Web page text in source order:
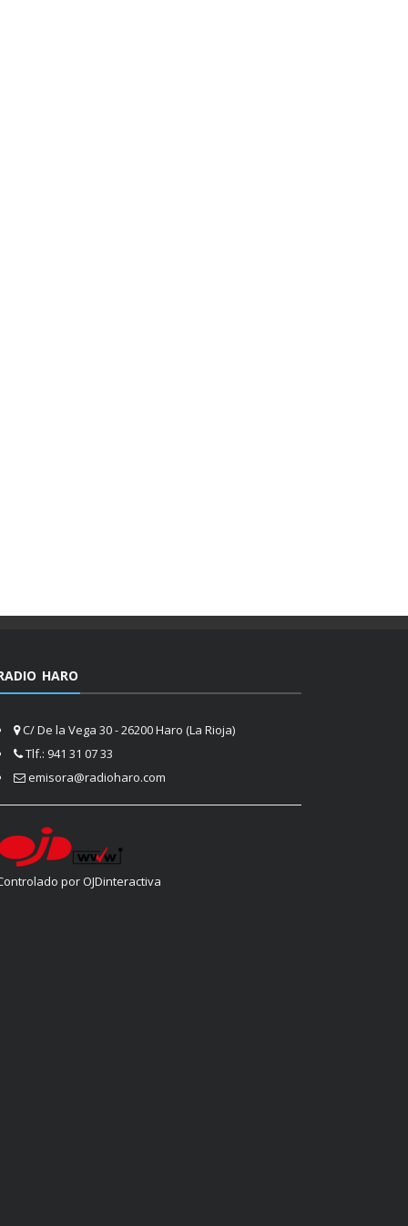
HARO
C/ De la Vega 30 - 26200 Haro (La Rioja)
Tlf.: 941 31 07 33
emisora@radioharo.com
por OJDinteractiva